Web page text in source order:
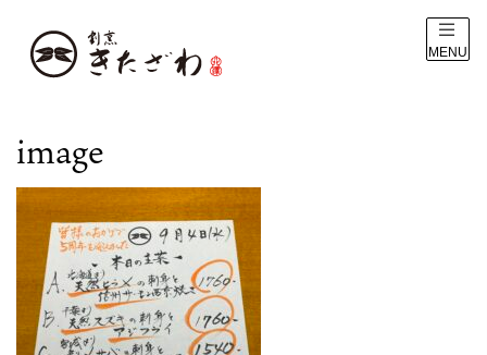
MENU
image